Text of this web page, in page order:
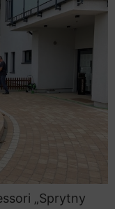
„Sprytny